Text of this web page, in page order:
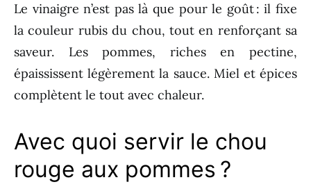
Le vinaigre n’est pas là que pour le goût : il fixe
la couleur rubis du chou, tout en renforçant sa
saveur. Les pommes, riches en pectine,
épaississent légèrement la sauce. Miel et épices
complètent le tout avec chaleur.
Avec quoi servir le chou
rouge aux pommes ?